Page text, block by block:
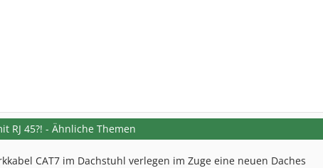
RJ 45?! - Ähnliche Themen
CAT7 im Dachstuhl verlegen im Zuge eine neuen Daches